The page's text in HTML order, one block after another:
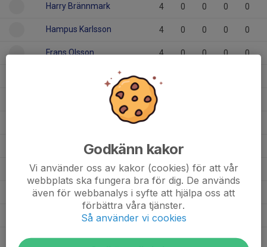
Harry Brännmark 4 0 0 0 0
Hampus Karlsson 4 0 0 0 0
Frans Olsson 4 0 0 0 0
Enzo Burman 4 0
Elias Atiya 4 0 0 0
Christian Daniel 4 0 0 0
Axel Åslund 4 0
Arvid Läth Åslin 4 0 0 0
Godkänn kakor
Vi använder oss av kakor (cookies) för att vår
webbplats ska fungera bra för dig. De används
även för webbanalys i syfte att hjälpa oss att
förbättra våra tjänster.
Så använder vi cookies